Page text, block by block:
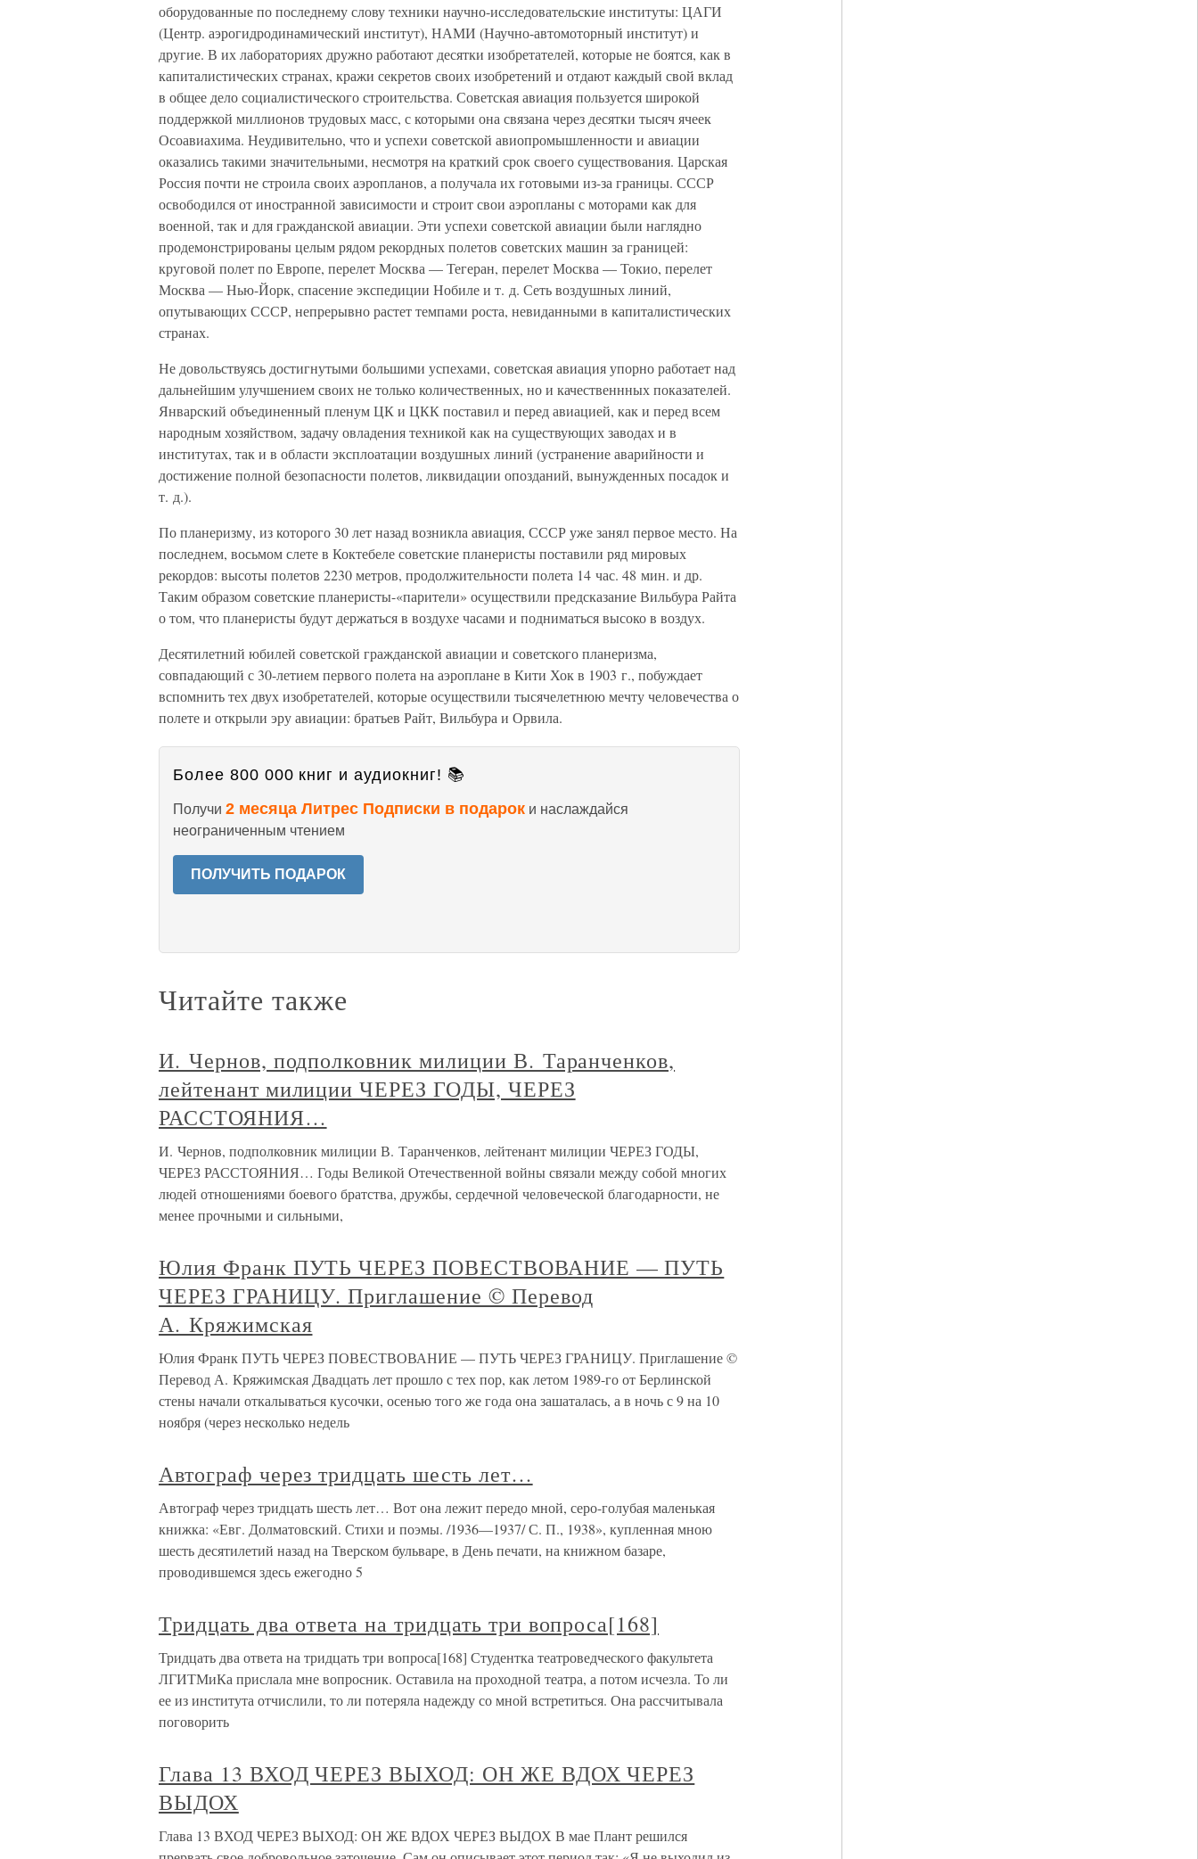
оборудованные по последнему слову техники научно-исследовательские институты: ЦАГИ
(Центр. аэрогидродинамический институт), НАМИ (Научно-автомоторный институт) и
другие. В их лабораториях дружно работают десятки изобретателей, которые не боятся, как в
капиталистических странах, кражи секретов своих изобретений и отдают каждый свой вклад
в общее дело социалистического строительства. Советская авиация пользуется широкой
поддержкой миллионов трудовых масс, с которыми она связана через десятки тысяч ячеек
Осоавиахима. Неудивительно, что и успехи советской авиопромышленности и авиации
оказались такими значительными, несмотря на краткий срок своего существования. Царская
Россия почти не строила своих аэропланов, а получала их готовыми из-за границы. СССР
освободился от иностранной зависимости и строит свои аэропланы с моторами как для
военной, так и для гражданской авиации. Эти успехи советской авиации были наглядно
продемонстрированы целым рядом рекордных полетов советских машин за границей:
круговой полет по Европе, перелет Москва — Тегеран, перелет Москва — Токио, перелет
Москва — Нью-Йорк, спасение экспедиции Нобиле и т. д. Сеть воздушных линий,
опутывающих СССР, непрерывно растет темпами роста, невиданными в капиталистических
странах.
Не довольствуясь достигнутыми большими успехами, советская авиация упорно работает над
дальнейшим улучшением своих не только количественных, но и качественнных показателей.
Январский объединенный пленум ЦК и ЦКК поставил и перед авиацией, как и перед всем
народным хозяйством, задачу овладения техникой как на существующих заводах и в
институтах, так и в области эксплоатации воздушных линий (устранение аварийности и
достижение полной безопасности полетов, ликвидации опозданий, вынужденных посадок и
т. д.).
По планеризму, из которого 30 лет назад возникла авиация, СССР уже занял первое место. На
последнем, восьмом слете в Коктебеле советские планеристы поставили ряд мировых
рекордов: высоты полетов 2230 метров, продолжительности полета 14 час. 48 мин. и др.
Таким образом советские планеристы-«парители» осуществили предсказание Вильбура Райта
о том, что планеристы будут держаться в воздухе часами и подниматься высоко в воздух.
Десятилетний юбилей советской гражданской авиации и советского планеризма,
совпадающий с 30-летием первого полета на аэроплане в Кити Хок в 1903 г., побуждает
вспомнить тех двух изобретателей, которые осуществили тысячелетнюю мечту человечества о
полете и открыли эру авиации: братьев Райт, Вильбура и Орвила.
Более 800 000 книг и аудиокниг! 📚
Получи 2 месяца Литрес Подписки в подарок и наслаждайся
неограниченным чтением
ПОЛУЧИТЬ ПОДАРОК
Читайте также
И. Чернов, подполковник милиции В. Таранченков,
лейтенант милиции ЧЕРЕЗ ГОДЫ, ЧЕРЕЗ
РАССТОЯНИЯ…
И. Чернов, подполковник милиции В. Таранченков, лейтенант милиции ЧЕРЕЗ ГОДЫ,
ЧЕРЕЗ РАССТОЯНИЯ… Годы Великой Отечественной войны связали между собой многих
людей отношениями боевого братства, дружбы, сердечной человеческой благодарности, не
менее прочными и сильными,
Юлия Франк ПУТЬ ЧЕРЕЗ ПОВЕСТВОВАНИЕ — ПУТЬ
ЧЕРЕЗ ГРАНИЦУ. Приглашение © Перевод
А. Кряжимская
Юлия Франк ПУТЬ ЧЕРЕЗ ПОВЕСТВОВАНИЕ — ПУТЬ ЧЕРЕЗ ГРАНИЦУ. Приглашение ©
Перевод А. Кряжимская Двадцать лет прошло с тех пор, как летом 1989-го от Берлинской
стены начали откалываться кусочки, осенью того же года она зашаталась, а в ночь с 9 на 10
ноября (через несколько недель
Автограф через тридцать шесть лет…
Автограф через тридцать шесть лет… Вот она лежит передо мной, серо-голубая маленькая
книжка: «Евг. Долматовский. Стихи и поэмы. /1936—1937/ С. П., 1938», купленная мною
шесть десятилетий назад на Тверском бульваре, в День печати, на книжном базаре,
проводившемся здесь ежегодно 5
Тридцать два ответа на тридцать три вопроса[168]
Тридцать два ответа на тридцать три вопроса[168] Студентка театроведческого факультета
ЛГИТМиКа прислала мне вопросник. Оставила на проходной театра, а потом исчезла. То ли
ее из института отчислили, то ли потеряла надежду со мной встретиться. Она рассчитывала
поговорить
Глава 13 ВХОД ЧЕРЕЗ ВЫХОД: ОН ЖЕ ВДОХ ЧЕРЕЗ
ВЫДОХ
Глава 13 ВХОД ЧЕРЕЗ ВЫХОД: ОН ЖЕ ВДОХ ЧЕРЕЗ ВЫДОХ В мае Плант решился